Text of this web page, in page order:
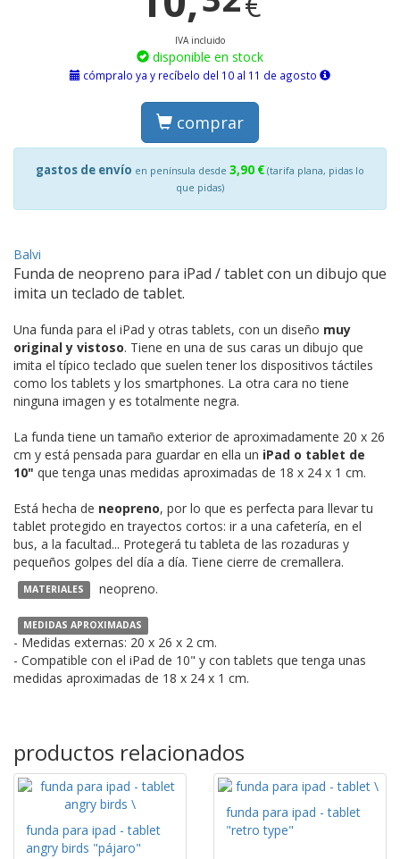
IVA incluido
disponible en stock
cómpralo ya y recíbelo del 10 al 11 de agosto
comprar
gastos de envío en península desde 3,90 € (tarifa plana, pidas lo
que pidas)
Balvi
Funda de neopreno para iPad / tablet con un dibujo que
imita un teclado de tablet.
Una funda para el iPad y otras tablets, con un diseño muy
original y vistoso. Tiene en una de sus caras un dibujo que
imita el típico teclado que suelen tener los dispositivos táctiles
como los tablets y los smartphones. La otra cara no tiene
ninguna imagen y es totalmente negra.
La funda tiene un tamaño exterior de aproximadamente 20 x 26
cm y está pensada para guardar en ella un iPad o tablet de
10" que tenga unas medidas aproximadas de 18 x 24 x 1 cm.
Está hecha de neopreno, por lo que es perfecta para llevar tu
tablet protegido en trayectos cortos: ir a una cafetería, en el
bus, a la facultad... Protegerá tu tableta de las rozaduras y
pequeños golpes del día a día. Tiene cierre de cremallera.
MATERIALES neopreno.
MEDIDAS APROXIMADAS
- Medidas externas: 20 x 26 x 2 cm.
- Compatible con el iPad de 10" y con tablets que tenga unas
medidas aproximadas de 18 x 24 x 1 cm.
productos relacionados
funda para ipad - tablet
angry birds "pájaro"
funda para ipad - tablet
"retro type"